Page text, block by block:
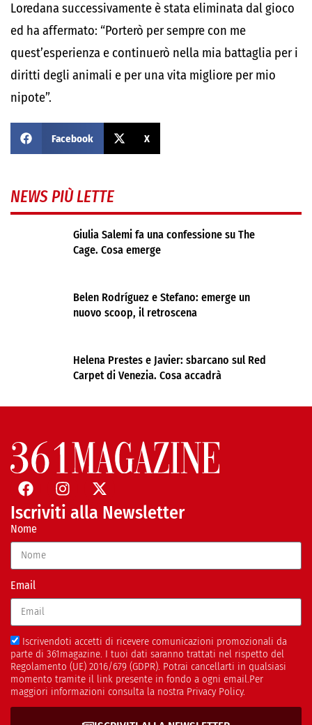
Loredana successivamente è stata eliminata dal gioco
ed ha affermato: “Porterò per sempre con me
quest’esperienza e continuerò nella mia battaglia per i
diritti degli animali e per una vita migliore per mio
nipote”.
Facebook X
NEWS PIÙ LETTE
Giulia Salemi fa una confessione su The
Cage. Cosa emerge
Belen Rodríguez e Stefano: emerge un
nuovo scoop, il retroscena
Helena Prestes e Javier: sbarcano sul Red
Carpet di Venezia. Cosa accadrà
Iscriviti alla Newsletter
Nome
Email
Iscrivendoti accetti di ricevere comunicazioni promozionali da
parte di 361magazine. I tuoi dati saranno trattati nel rispetto del
Regolamento (UE) 2016/679 (GDPR). Potrai cancellarti in qualsiasi
momento tramite il link presente in fondo a ogni email.Per
maggiori informazioni consulta la nostra Privacy Policy.